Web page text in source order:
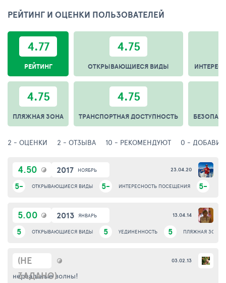
РЕЙТИНГ И ОЦЕНКИ ПОЛЬЗОВАТЕЛЕЙ
4.77
РЕЙТИНГ
4.75
ОТКРЫВАЮЩИЕСЯ ВИДЫ
4.75
ПЛЯЖНАЯ ЗОНА
4.75
ТРАНСПОРТНАЯ ДОСТУПНОСТЬ
2 - ОЦЕНКИ 2 - ОТЗЫВА 10 - РЕКОМЕНДУЮТ 0 -
4.50
5- ОТКРЫВАЮЩИЕСЯ ВИДЫ 5- ИНТЕРЕСНОСТЬ ПОСЕЩЕНИЯ 5-
2017 НОЯБРЬ 23.04.20
5.00
5 ОТКРЫВАЮЩИЕСЯ ВИДЫ 5 УЕДИНЕННОСТЬ 5 ПЛЯЖНАЯ ЗОНА
2013 ЯНВАРЬ 13.04.14
(НЕ
ЗАДАНО)
нереальные волны!
03.02.13